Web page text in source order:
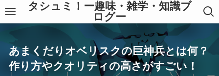
タシュミ！ー趣味・雑学・知識ブ
ログー
あまくだりオベリスクの巨神兵とは何？
作り方やクオリティの高さがすごい！